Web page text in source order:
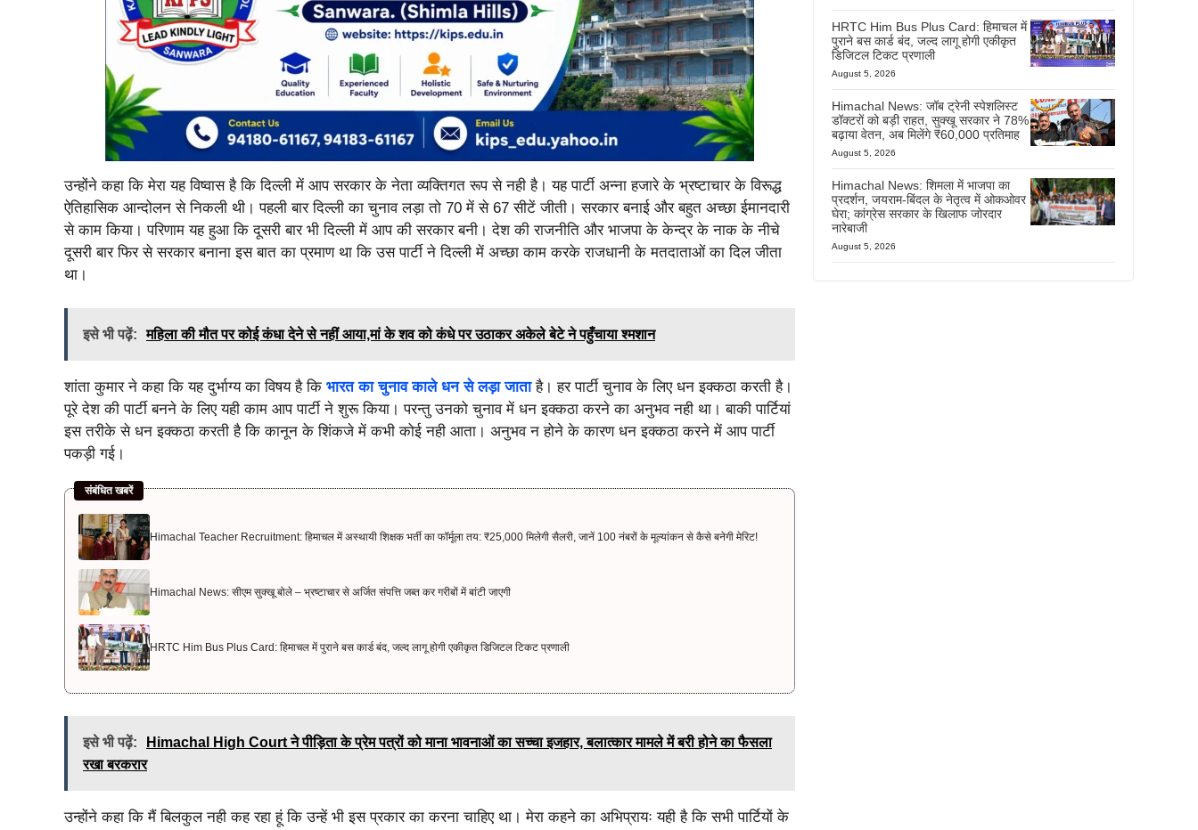
उन्होंने कहा कि मेरा यह विष्वास है कि दिल्ली में आप सरकार के नेता व्यक्तिगत रूप से नही है। यह पार्टी अन्ना हजारे के भ्रष्टाचार के विरूद्ध
ऐतिहासिक आन्दोलन से निकली थी। पहली बार दिल्ली का चुनाव लड़ा तो 70 में से 67 सीटें जीती। सरकार बनाई और बहुत अच्छा ईमानदारी
से काम किया। परिणाम यह हुआ कि दूसरी बार भी दिल्ली में आप की सरकार बनी। देश की राजनीति और भाजपा के केन्द्र के नाक के नीचे
दूसरी बार फिर से सरकार बनाना इस बात का प्रमाण था कि उस पार्टी ने दिल्ली में अच्छा काम करके राजधानी के मतदाताओं का दिल जीता
था।
इसे भी पढ़ें: महिला की मौत पर कोई कंधा देने से नहीं आया,मां के शव को कंधे पर उठाकर अकेले बेटे ने पहुँचाया श्मशान
शांता कुमार ने कहा कि यह दुर्भाग्य का विषय है कि भारत का चुनाव काले धन से लड़ा जाता है। हर पार्टी चुनाव के लिए धन इक्कठा करती है।
पूरे देश की पार्टी बनने के लिए यही काम आप पार्टी ने शुरू किया। परन्तु उनको चुनाव में धन इक्कठा करने का अनुभव नही था। बाकी पार्टियां
इस तरीके से धन इक्कठा करती है कि कानून के शिंकजे में कभी कोई नही आता। अनुभव न होने के कारण धन इक्कठा करने में आप पार्टी
पकड़ी गई।
संबंधित खबरें
Himachal Teacher Recruitment: हिमाचल में अस्थायी शिक्षक भर्ती का फॉर्मूला तय: ₹25,000 मिलेगी सैलरी, जानें 100 नंबरों के मूल्यांकन से कैसे बनेगी मेरिट!
Himachal News: सीएम सुक्खू बोले – भ्रष्टाचार से अर्जित संपत्ति जब्त कर गरीबों में बांटी जाएगी
HRTC Him Bus Plus Card: हिमाचल में पुराने बस कार्ड बंद, जल्द लागू होगी एकीकृत डिजिटल टिकट प्रणाली
इसे भी पढ़ें:
Himachal High Court ने पीड़िता के प्रेम पत्रों को माना भावनाओं का सच्चा इजहार, बलात्कार मामले में बरी होने का फैसला
रखा बरकरार
उन्होंने कहा कि मैं बिलकुल नही कह रहा हूं कि उन्हें भी इस प्रकार का करना चाहिए था। मेरा कहने का अभिप्रायः यही है कि सभी पार्टियों के
HRTC Him Bus Plus Card: हिमाचल में
पुराने बस कार्ड बंद, जल्द लागू होगी एकीकृत
डिजिटल टिकट प्रणाली
August 5, 2026
Himachal News: जॉब ट्रेनी स्पेशलिस्ट
डॉक्टरों को बड़ी राहत, सुक्खू सरकार ने 78%
बढ़ाया वेतन, अब मिलेंगे ₹60,000 प्रतिमाह
August 5, 2026
Himachal News: शिमला में भाजपा का
प्रदर्शन, जयराम-बिंदल के नेतृत्व में ओकओवर
घेरा; कांग्रेस सरकार के खिलाफ जोरदार
नारेबाजी
August 5, 2026